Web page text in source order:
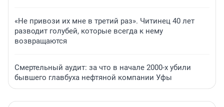
«Не привози их мне в третий раз». Читинец 40 лет
разводит голубей, которые всегда к нему
возвращаются
Смертельный аудит: за что в начале 2000-х убили
бывшего главбуха нефтяной компании Уфы